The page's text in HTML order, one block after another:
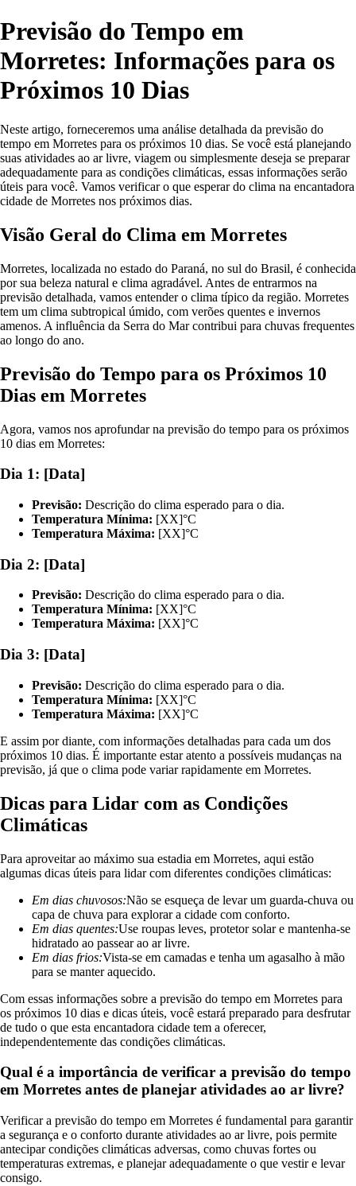
Previsão do Tempo em
Morretes: Informações para os
Próximos 10 Dias
Neste artigo, forneceremos uma análise detalhada da previsão do
tempo em Morretes para os próximos 10 dias. Se você está planejando
suas atividades ao ar livre, viagem ou simplesmente deseja se preparar
adequadamente para as condições climáticas, essas informações serão
úteis para você. Vamos verificar o que esperar do clima na encantadora
cidade de Morretes nos próximos dias.
Visão Geral do Clima em Morretes
Morretes, localizada no estado do Paraná, no sul do Brasil, é conhecida
por sua beleza natural e clima agradável. Antes de entrarmos na
previsão detalhada, vamos entender o clima típico da região. Morretes
tem um clima subtropical úmido, com verões quentes e invernos
amenos. A influência da Serra do Mar contribui para chuvas frequentes
ao longo do ano.
Previsão do Tempo para os Próximos 10
Dias em Morretes
Agora, vamos nos aprofundar na previsão do tempo para os próximos
10 dias em Morretes:
Dia 1: [Data]
Previsão: Descrição do clima esperado para o dia.
Temperatura Mínima: [XX]°C
Temperatura Máxima: [XX]°C
Dia 2: [Data]
Previsão: Descrição do clima esperado para o dia.
Temperatura Mínima: [XX]°C
Temperatura Máxima: [XX]°C
Dia 3: [Data]
Previsão: Descrição do clima esperado para o dia.
Temperatura Mínima: [XX]°C
Temperatura Máxima: [XX]°C
E assim por diante, com informações detalhadas para cada um dos
próximos 10 dias. É importante estar atento a possíveis mudanças na
previsão, já que o clima pode variar rapidamente em Morretes.
Dicas para Lidar com as Condições
Climáticas
Para aproveitar ao máximo sua estadia em Morretes, aqui estão
algumas dicas úteis para lidar com diferentes condições climáticas:
Em dias chuvosos:Não se esqueça de levar um guarda-chuva ou
capa de chuva para explorar a cidade com conforto.
Em dias quentes:Use roupas leves, protetor solar e mantenha-se
hidratado ao passear ao ar livre.
Em dias frios:Vista-se em camadas e tenha um agasalho à mão
para se manter aquecido.
Com essas informações sobre a previsão do tempo em Morretes para
os próximos 10 dias e dicas úteis, você estará preparado para desfrutar
de tudo o que esta encantadora cidade tem a oferecer,
independentemente das condições climáticas.
Qual é a importância de verificar a previsão do tempo
em Morretes antes de planejar atividades ao ar livre?
Verificar a previsão do tempo em Morretes é fundamental para garantir
a segurança e o conforto durante atividades ao ar livre, pois permite
antecipar condições climáticas adversas, como chuvas fortes ou
temperaturas extremas, e planejar adequadamente o que vestir e levar
consigo.